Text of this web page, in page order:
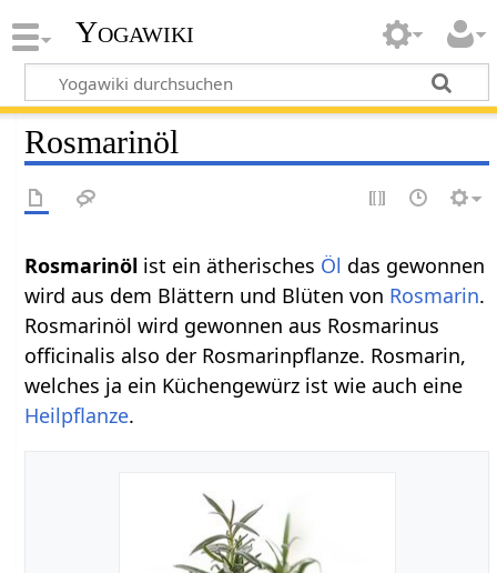
Yogawiki
Rosmarinöl
Rosmarinöl ist ein ätherisches Öl das gewonnen
wird aus dem Blättern und Blüten von Rosmarin.
Rosmarinöl wird gewonnen aus Rosmarinus
officinalis also der Rosmarinpflanze. Rosmarin,
welches ja ein Küchengewürz ist wie auch eine
Heilpflanze.